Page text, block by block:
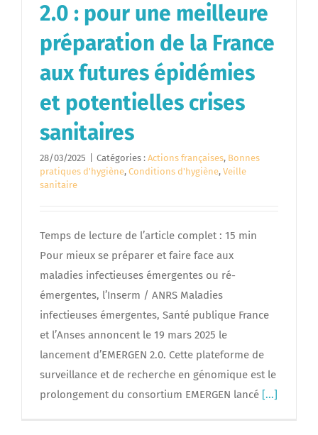
2.0 : pour une meilleure
préparation de la France
aux futures épidémies
et potentielles crises
sanitaires
28/03/2025 Catégories : Actions françaises, Bonnes
pratiques d'hygiène, Conditions d'hygiène, Veille
sanitaire
Temps de lecture de l’article complet : 15 min
Pour mieux se préparer et faire face aux
maladies infectieuses émergentes ou ré-
émergentes, l’Inserm / ANRS Maladies
infectieuses émergentes, Santé publique France
et l’Anses annoncent le 19 mars 2025 le
lancement d’EMERGEN 2.0. Cette plateforme de
surveillance et de recherche en génomique est le
prolongement du consortium EMERGEN lancé [...]